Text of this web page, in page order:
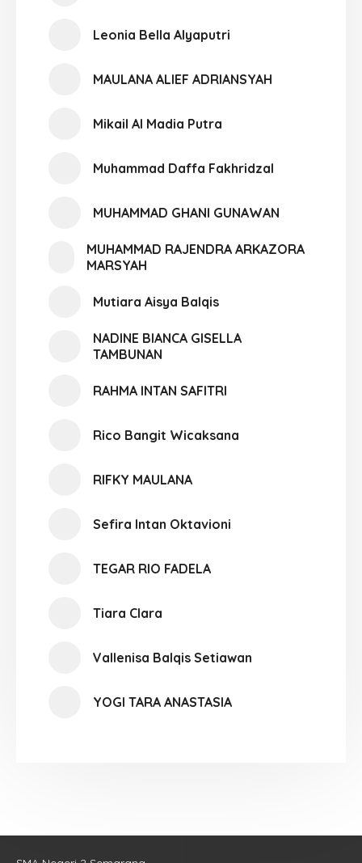
Leonia Bella Alyaputri
MAULANA ALIEF ADRIANSYAH
Mikail Al Madia Putra
Muhammad Daffa Fakhridzal
MUHAMMAD GHANI GUNAWAN
MUHAMMAD RAJENDRA ARKAZORA
MARSYAH
Mutiara Aisya Balqis
NADINE BIANCA GISELLA
TAMBUNAN
RAHMA INTAN SAFITRI
Rico Bangit Wicaksana
RIFKY MAULANA
Sefira Intan Oktavioni
TEGAR RIO FADELA
Tiara Clara
Vallenisa Balqis Setiawan
YOGI TARA ANASTASIA